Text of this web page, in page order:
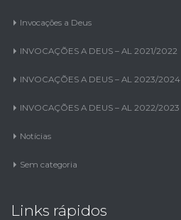
Invocações a Deus
INVOCAÇÕES A DEUS – AL 2021/2022
INVOCAÇÕES A DEUS – AL 2023/2024
INVOCAÇÕES A DEUS – AL 2022/2023
Notícias
Sem categoria
Links rápidos